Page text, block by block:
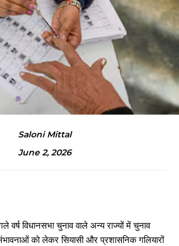
Saloni Mittal
June 2, 2026
विधानसभा चुनाव वाले अन्य राज्यों में चुनाव
को लेकर सियासी और प्रशासनिक गलियारों